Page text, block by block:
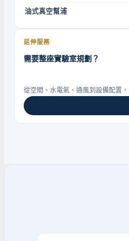
油式真空幫浦
延伸服務
需要整座實驗室規劃？
從空間、水電氣、通風到設備配置